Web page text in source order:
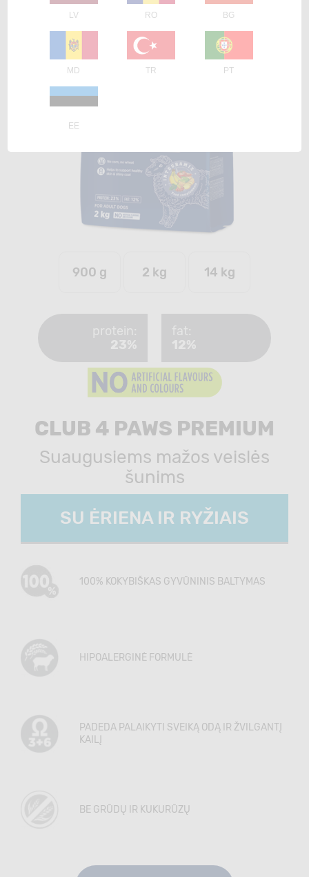
900 g 2 kg 14 kg
CLUB 4 PAWS PREMIUM
Suaugusiems mažos veislės
šunims
SU ĖRIENA IR RYŽIAIS
100% KOKYBIŠKAS GYVŪNINIS BALTYMAS
HIPOALERGINĖ FORMULĖ
PADEDA PALAIKYTI SVEIKĄ ODĄ IR ŽVILGANTĮ
KAILĮ
BE GRŪDŲ IR KUKURŪZŲ
LV RO BG
MD TR PT
EE